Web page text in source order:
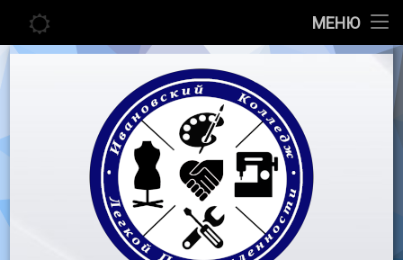
МЕНЮ
Главная
Педагогу
Перейти